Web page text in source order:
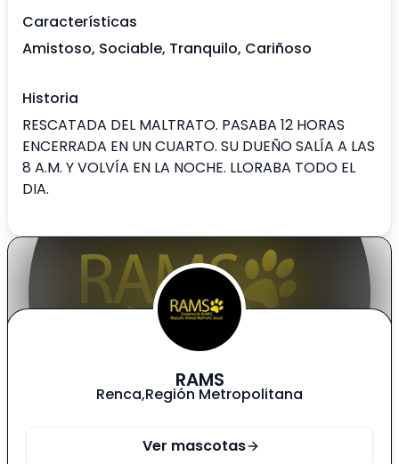
Características
Amistoso, Sociable, Tranquilo, Cariñoso
Historia
RESCATADA DEL MALTRATO. PASABA 12 HORAS
ENCERRADA EN UN CUARTO. SU DUEÑO SALÍA A LAS
8 A.M. Y VOLVÍA EN LA NOCHE. LLORABA TODO EL
DIA.
RAMS
Renca,Región Metropolitana
Ver mascotas